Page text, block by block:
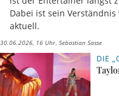
Dabei ist sein
aktuell.
30.06.2026, 16 Uhr Sebastian Sasse
DIE